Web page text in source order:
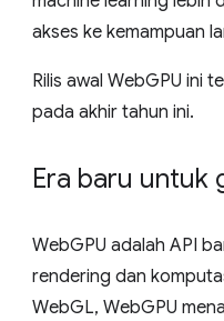
akses ke kemampuan
Rilis awal WebGPU ini
pada akhir tahun ini.
Era baru untuk
WebGPU adalah API
rendering dan
WebGL, WebGPU